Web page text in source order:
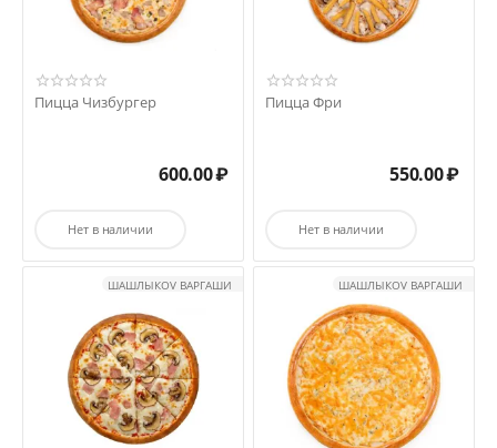
Пицца Чизбургер
600.00₽
Нет в наличии
Пицца Фри
550.00₽
Нет в наличии
ШАШЛЫКOV ВАРГАШИ ШАШЛЫКOV ВАРГАШИ